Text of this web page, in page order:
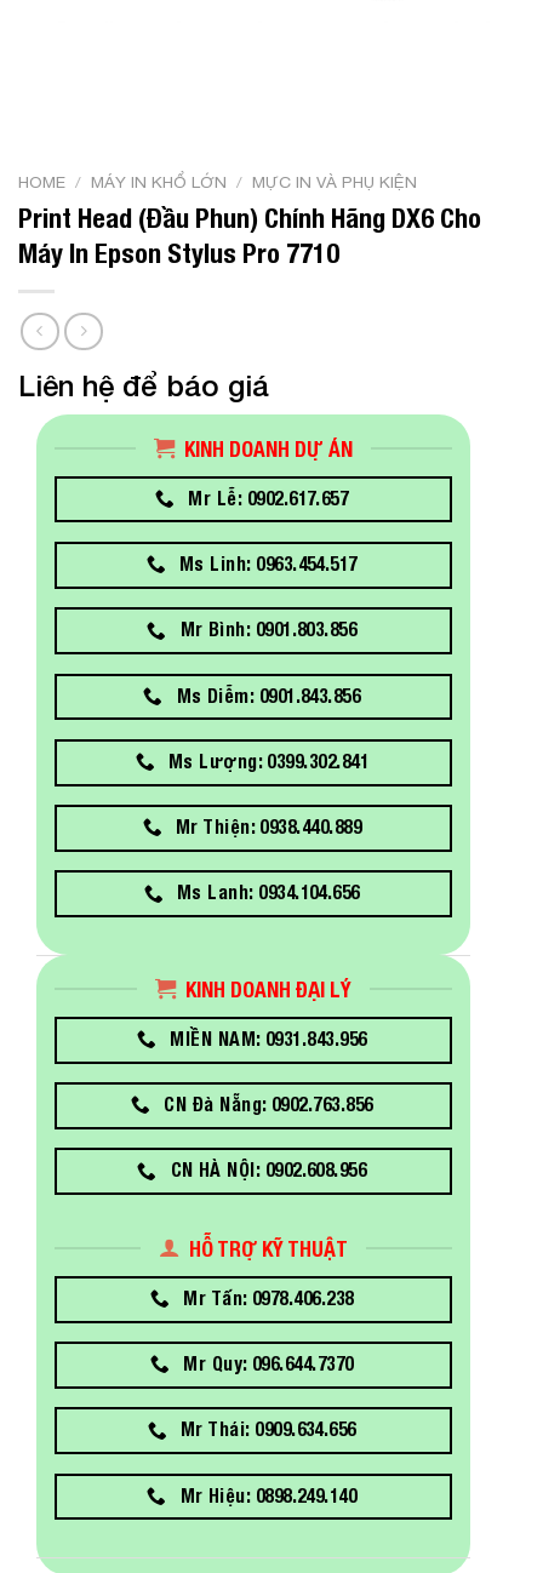
HOME / MÁY IN KHỔ LỚN / MỰC IN VÀ PHỤ KIỆN
Print Head (Đầu Phun) Chính Hãng DX6 Cho
Máy In Epson Stylus Pro 7710
Liên hệ để báo giá
KINH DOANH DỰ ÁN
Mr Lễ: 0902.617.657
Ms Linh: 0963.454.517
Mr Bình: 0901.803.856
Ms Diễm: 0901.843.856
Ms Lượng: 0399.302.841
Mr Thiện: 0938.440.889
Ms Lanh: 0934.104.656
KINH DOANH ĐẠI LÝ
MIỀN NAM: 0931.843.956
CN Đà Nẵng: 0902.763.856
CN HÀ NỘI: 0902.608.956
HỖ TRỢ KỸ THUẬT
Mr Tấn: 0978.406.238
Mr Quy: 096.644.7370
Mr Thái: 0909.634.656
Mr Hiệu: 0898.249.140